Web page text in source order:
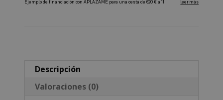
Descripción
Valoraciones (0)